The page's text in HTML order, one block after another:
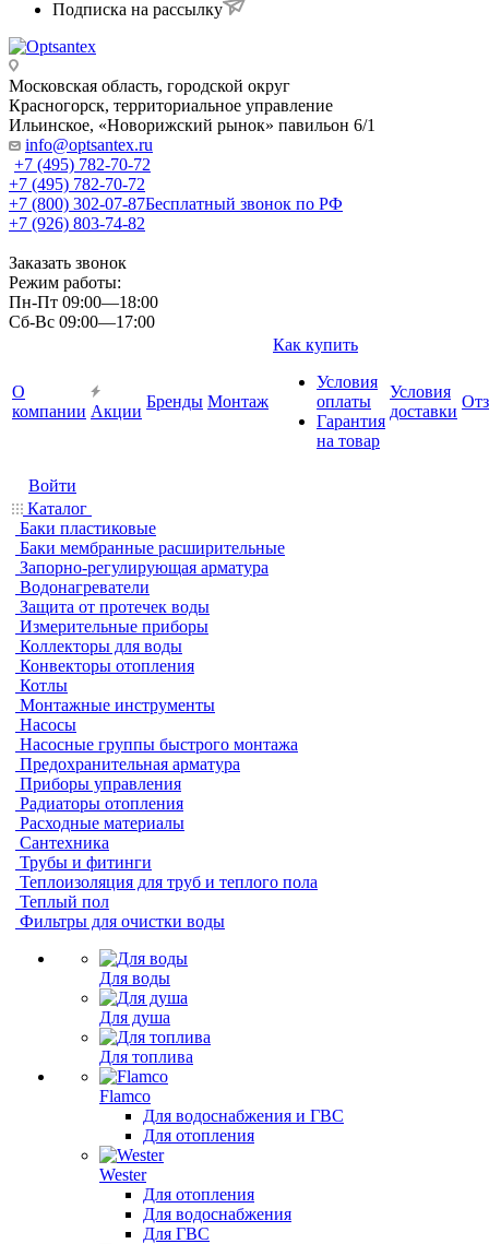
Подписка на рассылку
Московская область, городской округ
Красногорск, территориальное управление
Ильинское, «Новорижский рынок» павильон 6/1
info@optsantex.ru
+7 (495) 782-70-72
+7 (495) 782-70-72
+7 (800) 302-07-87Бесплатный звонок по РФ
+7 (926) 803-74-82
Заказать звонок
Режим работы:
Пн-Пт 09:00—18:00
Сб-Вс 09:00—17:00
О
компании Акции
Бренды Монтаж
Как купить
Условия
оплаты
Гарантия
на товар
Условия
доставки
Войти
Каталог
Баки пластиковые
Баки мембранные расширительные
Запорно-регулирующая арматура
Водонагреватели
Защита от протечек воды
Измерительные приборы
Коллекторы для воды
Конвекторы отопления
Котлы
Монтажные инструменты
Насосы
Насосные группы быстрого монтажа
Предохранительная арматура
Приборы управления
Радиаторы отопления
Расходные материалы
Сантехника
Трубы и фитинги
Теплоизоляция для труб и теплого пола
Теплый пол
Фильтры для очистки воды
Для воды
Для душа
Для топлива
Flamco
Для водоснабжения и ГВС
Для отопления
Wester
Для отопления
Для водоснабжения
Для ГВС